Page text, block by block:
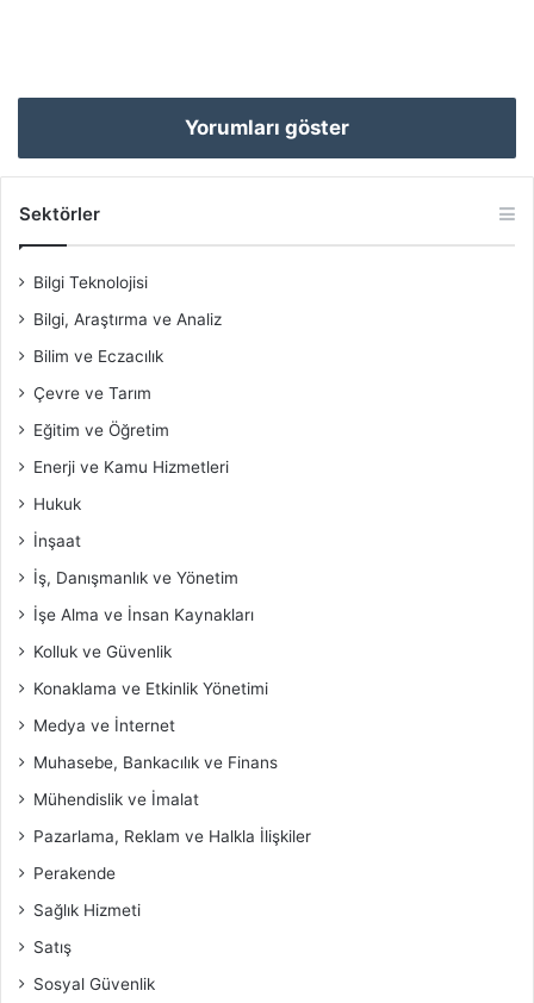
Yorumları göster
Sektörler
Bilgi Teknolojisi
Bilgi, Araştırma ve Analiz
Bilim ve Eczacılık
Çevre ve Tarım
Eğitim ve Öğretim
Enerji ve Kamu Hizmetleri
Hukuk
İnşaat
İş, Danışmanlık ve Yönetim
İşe Alma ve İnsan Kaynakları
Kolluk ve Güvenlik
Konaklama ve Etkinlik Yönetimi
Medya ve İnternet
Muhasebe, Bankacılık ve Finans
Mühendislik ve İmalat
Pazarlama, Reklam ve Halkla İlişkiler
Perakende
Sağlık Hizmeti
Satış
Sosyal Güvenlik